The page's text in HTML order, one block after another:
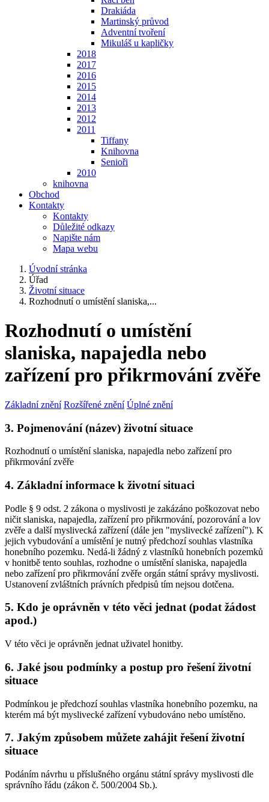
Drakiáda
Martinský průvod
Adventní tvoření
Mikuláš u kapličky
2018
2017
2016
2015
2014
2013
2012
2011
Tiffany
Knihovna
Senioři
2010
knihovna
Obchod
Kontakty
Kontakty
Důležité odkazy
Napište nám
Mapa webu
Úvodní stránka
Úřad
Životní situace
Rozhodnutí o umístění slaniska,...
Rozhodnutí o umístění
slaniska, napajedla nebo
zařízení pro přikrmování zvěře
Základní znění Rozšířené znění Úplné znění
3. Pojmenování (název) životní situace
Rozhodnutí o umístění slaniska, napajedla nebo zařízení pro
přikrmování zvěře
4. Základní informace k životní situaci
Podle § 9 odst. 2 zákona o myslivosti je zakázáno poškozovat nebo
ničit slaniska, napajedla, zařízení pro přikrmování, pozorování a lov
zvěře a další myslivecká zařízení (dále jen "myslivecké zařízení"). K
jejich vybudování a umístění je nutný předchozí souhlas vlastníka
honebního pozemku. Nedá-li žádný z vlastníků honebních pozemků
v honitbě tento souhlas, rozhodne o umístění slaniska, napajedla
nebo zařízení pro přikrmování zvěře orgán státní správy myslivosti.
Ustanovení zvláštních právních předpisů tím nejsou dotčena.
5. Kdo je oprávněn v této věci jednat (podat žádost
apod.)
V této věci je oprávněn jednat uživatel honitby.
6. Jaké jsou podmínky a postup pro řešení životní
situace
Podmínkou je předchozí souhlas vlastníka honebního pozemku, na
kterém má být myslivecké zařízení vybudováno nebo umístěno.
7. Jakým způsobem můžete zahájit řešení životní
situace
Podáním návrhu u příslušného orgánu státní správy myslivosti dle
správního řádu (zákon č. 500/2004 Sb.).